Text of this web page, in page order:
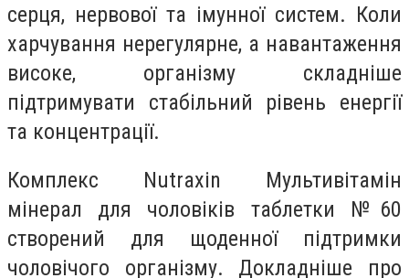
серця, нервової та імунної систем. Коли
харчування нерегулярне, а навантаження
високе, організму складніше
підтримувати стабільний рівень енергії
та концентрації.
Комплекс Nutraxin Мультивітамін
мінерал для чоловіків таблетки №60
створений для щоденної підтримки
чоловічого організму. Докладніше про